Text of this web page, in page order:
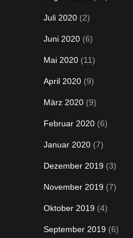
Juli 2020 (2)
Juni 2020 (6)
Mai 2020 (11)
April 2020 (9)
März 2020 (9)
Februar 2020 (6)
Januar 2020 (7)
Dezember 2019 (3)
November 2019 (7)
Oktober 2019 (4)
September 2019 (6)